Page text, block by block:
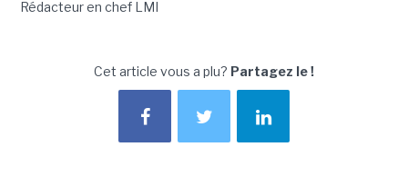
Rédacteur en chef LMI
Cet article vous a plu? Partagez le !